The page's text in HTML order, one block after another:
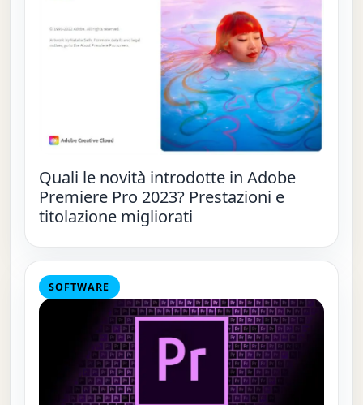
Quali le novità introdotte in Adobe
Premiere Pro 2023? Prestazioni e
titolazione migliorati
SOFTWARE